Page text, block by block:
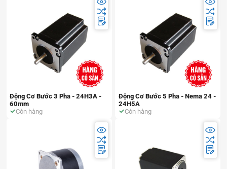
Động Cơ Bước 3 Pha - 24H3A -
60mm
Còn hàng
Động Cơ Bước 5 Pha - Nema 24 -
24H5A
Còn hàng